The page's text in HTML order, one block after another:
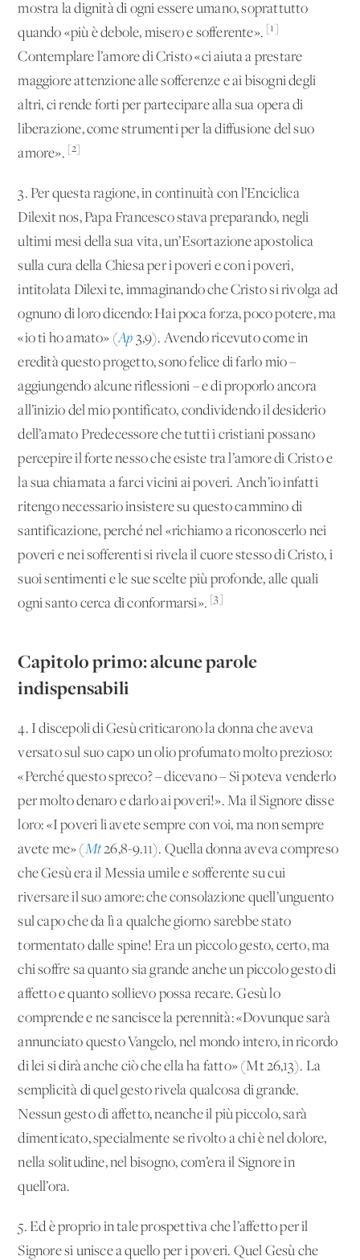
mostra la dignità di ogni essere umano, soprattutto
quando «più è debole, misero e sofferente». [1]
Contemplare l’amore di Cristo «ci aiuta a prestare
maggiore attenzione alle sofferenze e ai bisogni degli
altri, ci rende forti per partecipare alla sua opera di
liberazione, come strumenti per la diffusione del suo
amore». [2]
3. Per questa ragione, in continuità con l’Enciclica
Dilexit nos, Papa Francesco stava preparando, negli
ultimi mesi della sua vita, un’Esortazione apostolica
sulla cura della Chiesa per i poveri e con i poveri,
intitolata Dilexi te, immaginando che Cristo si rivolga ad
ognuno di loro dicendo: Hai poca forza, poco potere, ma
«io ti ho amato» (Ap 3,9). Avendo ricevuto come in
eredità questo progetto, sono felice di farlo mio –
aggiungendo alcune riflessioni – e di proporlo ancora
all’inizio del mio pontificato, condividendo il desiderio
dell’amato Predecessore che tutti i cristiani possano
percepire il forte nesso che esiste tra l’amore di Cristo e
la sua chiamata a farci vicini ai poveri. Anch’io infatti
ritengo necessario insistere su questo cammino di
santificazione, perché nel «richiamo a riconoscerlo nei
poveri e nei sofferenti si rivela il cuore stesso di Cristo, i
suoi sentimenti e le sue scelte più profonde, alle quali
ogni santo cerca di conformarsi». [3]
Capitolo primo: alcune parole
indispensabili
4. I discepoli di Gesù criticarono la donna che aveva
versato sul suo capo un olio profumato molto prezioso:
«Perché questo spreco? – dicevano – Si poteva venderlo
per molto denaro e darlo ai poveri!». Ma il Signore disse
loro: «I poveri li avete sempre con voi, ma non sempre
avete me» (Mt26,8-9.11). Quella donna aveva compreso
che Gesù era il Messia umile e sofferente su cui
riversare il suo amore: che consolazione quell’unguento
sul capo che da lì a qualche giorno sarebbe stato
tormentato dalle spine! Era un piccolo gesto, certo, ma
chi soffre sa quanto sia grande anche un piccolo gesto di
affetto e quanto sollievo possa recare. Gesù lo
comprende e ne sancisce la perennità: «Dovunque sarà
annunciato questo Vangelo, nel mondo intero, in ricordo
di lei si dirà anche ciò che ella ha fatto» (Mt 26,13). La
semplicità di quel gesto rivela qualcosa di grande.
Nessun gesto di affetto, neanche il più piccolo, sarà
dimenticato, specialmente se rivolto a chi è nel dolore,
nella solitudine, nel bisogno, com’era il Signore in
quell’ora.
5. Ed è proprio in tale prospettiva che l’affetto per il
Signore si unisce a quello per i poveri. Quel Gesù che